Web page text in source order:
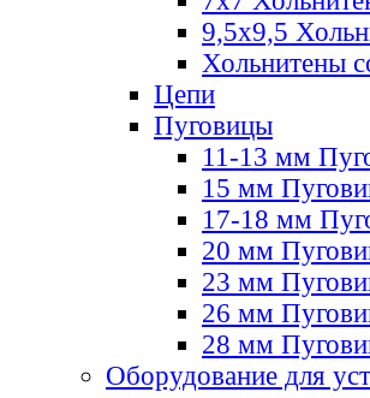
9,5х9,5
Хольнитены
Цепи
Пуговицы
11-13 мм
15 мм
17-18 мм
20 мм
23 мм
26 мм
28 мм
Оборудование для